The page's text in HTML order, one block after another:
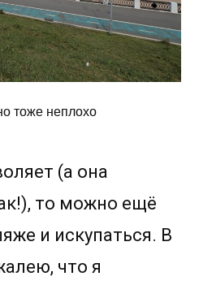
тоже неплохо
(а она
то можно ещё
и искупаться. В
что я